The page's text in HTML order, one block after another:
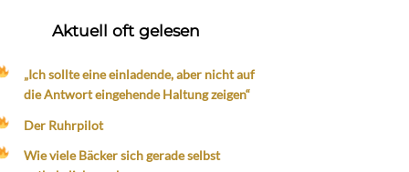
Aktuell oft gelesen
„Ich sollte eine einladende, aber nicht auf
die Antwort eingehende Haltung zeigen“
Der Ruhrpilot
Wie viele Bäcker sich gerade selbst